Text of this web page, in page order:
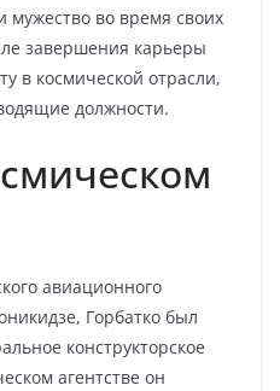
мужество во время своих
завершения карьеры
в космической отрасли,
должности.
авиационного
Горбатко был
конструкторское
агентстве он